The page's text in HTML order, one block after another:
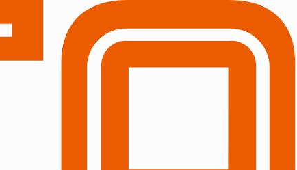
東京）
：教育家庭新聞社）